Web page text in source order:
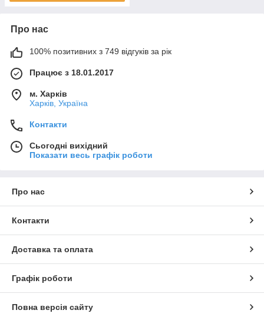
Про нас
100% позитивних з 749 відгуків за рік
Працює з 18.01.2017
м. Харків
Харків, Україна
Контакти
Сьогодні вихідний
Показати весь графік роботи
Про нас
Контакти
Доставка та оплата
Графік роботи
Повна версія сайту